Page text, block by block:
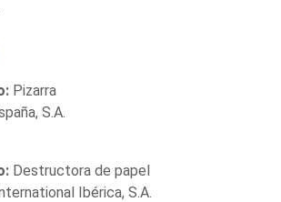
Pizarra
S.A.
Destructora de papel
Ibérica, S.A.